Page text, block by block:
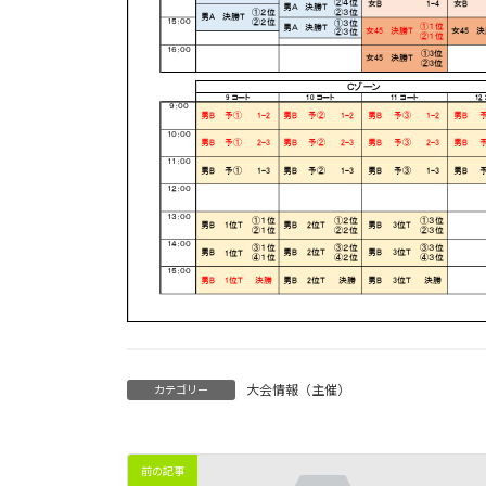
カテゴリー 大会情報（主催）
前の記事